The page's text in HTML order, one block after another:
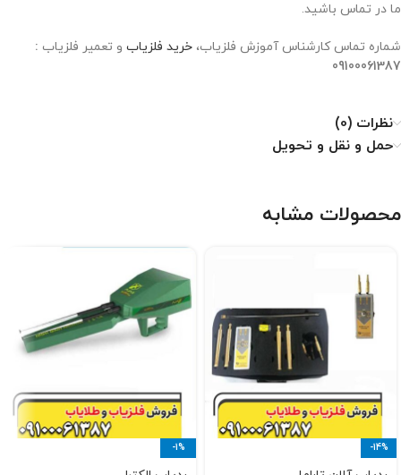
ما در تماس باشید.
شماره تماس کارشناس آموزش فلزیاب، خرید فلزیاب و تعمیر فلزیاب :
09100061387
نظرات (0)
حمل و نقل و تحویل
محصولات مشابه
-14%
-1%